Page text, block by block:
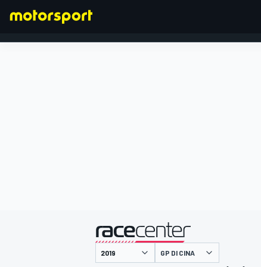
presentato da
GP DI CINA